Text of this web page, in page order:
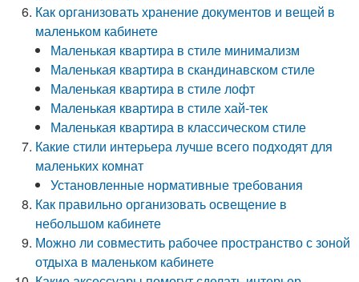
Как организовать хранение документов и вещей в
маленьком кабинете
Маленькая квартира в стиле минимализм
Маленькая квартира в скандинавском стиле
Маленькая квартира в стиле лофт
Маленькая квартира в стиле хай-тек
Маленькая квартира в классическом стиле
Какие стили интерьера лучше всего подходят для
маленьких комнат
Установленные нормативные требования
Как правильно организовать освещение в
небольшом кабинете
Можно ли совместить рабочее пространство с зоной
отдыха в маленьком кабинете